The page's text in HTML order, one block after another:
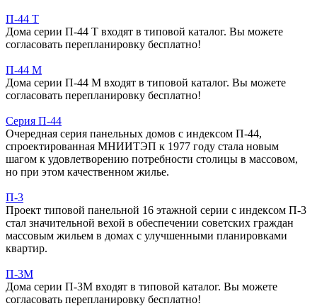
П-44 Т
Дома серии П-44 Т входят в типовой каталог. Вы можете
согласовать перепланировку бесплатно!
П-44 М
Дома серии П-44 М входят в типовой каталог. Вы можете
согласовать перепланировку бесплатно!
Серия П-44
Очередная серия панельных домов с индексом П-44,
спроектированная МНИИТЭП к 1977 году стала новым
шагом к удовлетворению потребности столицы в массовом,
но при этом качественном жилье.
П-3
Проект типовой панельной 16 этажной серии с индексом П-3
стал значительной вехой в обеспечении советских граждан
массовым жильем в домах с улучшенными планировками
квартир.
П-3М
Дома серии П-3М входят в типовой каталог. Вы можете
согласовать перепланировку бесплатно!